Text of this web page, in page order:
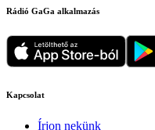
Rádió GaGa alkalmazás
Kapcsolat
Írjon nekünk